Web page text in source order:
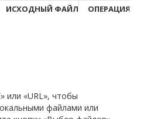
ИСХОДНЫЙ ФАЙЛ ОПЕРАЦИЯ
или «URL», чтобы
файлами или